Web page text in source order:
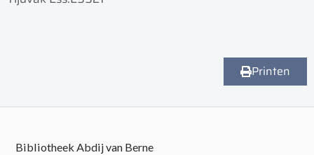
Printen
Bibliotheek Abdij van Berne